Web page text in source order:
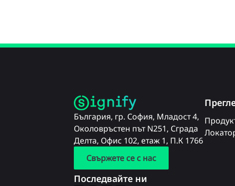
България, гр. София, Младост 4,
Околовръстен път N251, Сграда
Делта, Офис 102, етаж 1, П.К 1766
Свържете се с нас
Последвайте ни